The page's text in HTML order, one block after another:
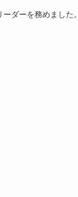
ダーを務めました。